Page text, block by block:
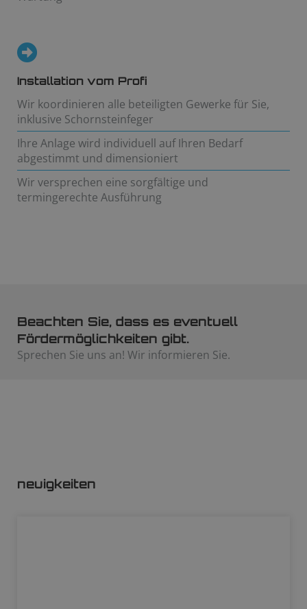
Installation vom Profi
Wir koordinieren alle beteiligten Gewerke für Sie,
inklusive Schornsteinfeger
Ihre Anlage wird individuell auf Ihren Bedarf
abgestimmt und dimensioniert
Wir versprechen eine sorgfältige und
termingerechte Ausführung
Beachten Sie, dass es eventuell
Fördermöglichkeiten gibt.
Sprechen Sie uns an! Wir informieren Sie.​
neuigkeiten